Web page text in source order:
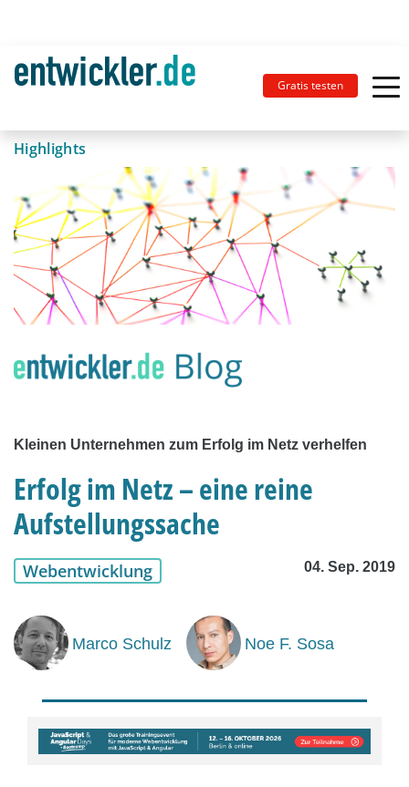
Gratis testen
Highlights
Kleinen Unternehmen zum Erfolg im Netz verhelfen
Erfolg im Netz – eine reine
Aufstellungssache
Webentwicklung 04. Sep. 2019
Marco Schulz Noe F. Sosa